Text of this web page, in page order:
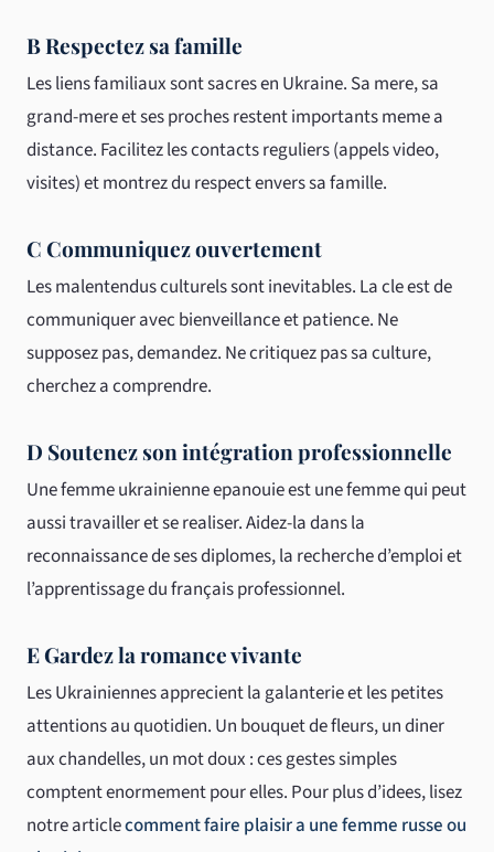
B Respectez sa famille
Les liens familiaux sont sacres en Ukraine. Sa mere, sa
grand-mere et ses proches restent importants meme a
distance. Facilitez les contacts reguliers (appels video,
visites) et montrez du respect envers sa famille.
C Communiquez ouvertement
Les malentendus culturels sont inevitables. La cle est de
communiquer avec bienveillance et patience. Ne
supposez pas, demandez. Ne critiquez pas sa culture,
cherchez a comprendre.
D Soutenez son intégration professionnelle
Une femme ukrainienne epanouie est une femme qui peut
aussi travailler et se realiser. Aidez-la dans la
reconnaissance de ses diplomes, la recherche d’emploi et
l’apprentissage du français professionnel.
E Gardez la romance vivante
Les Ukrainiennes apprecient la galanterie et les petites
attentions au quotidien. Un bouquet de fleurs, un diner
aux chandelles, un mot doux : ces gestes simples
comptent enormement pour elles. Pour plus d’idees, lisez
notre articlecomment faire plaisir a une femme russe ou